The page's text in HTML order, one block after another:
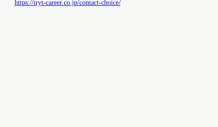
https://tryt-career.co.jp/contact-choice/